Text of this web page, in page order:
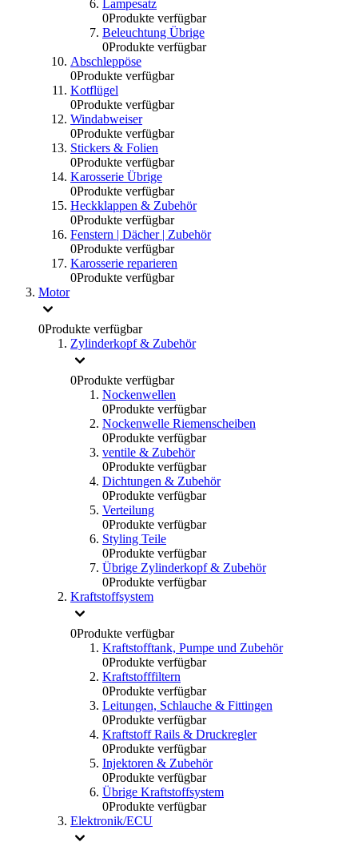
Lampesatz
0Produkte verfügbar
Beleuchtung Übrige
0Produkte verfügbar
Abschleppöse
0Produkte verfügbar
Kotflügel
0Produkte verfügbar
Windabweiser
0Produkte verfügbar
Stickers & Folien
0Produkte verfügbar
Karosserie Übrige
0Produkte verfügbar
Heckklappen & Zubehör
0Produkte verfügbar
Fenstern | Dächer | Zubehör
0Produkte verfügbar
Karosserie reparieren
0Produkte verfügbar
Motor
0Produkte verfügbar
Zylinderkopf & Zubehör
0Produkte verfügbar
Nockenwellen
0Produkte verfügbar
Nockenwelle Riemenscheiben
0Produkte verfügbar
ventile & Zubehör
0Produkte verfügbar
Dichtungen & Zubehör
0Produkte verfügbar
Verteilung
0Produkte verfügbar
Styling Teile
0Produkte verfügbar
Übrige Zylinderkopf & Zubehör
0Produkte verfügbar
Kraftstoffsystem
0Produkte verfügbar
Kraftstofftank, Pumpe und Zubehör
0Produkte verfügbar
Kraftstofffiltern
0Produkte verfügbar
Leitungen, Schlauche & Fittingen
0Produkte verfügbar
Kraftstoff Rails & Druckregler
0Produkte verfügbar
Injektoren & Zubehör
0Produkte verfügbar
Übrige Kraftstoffsystem
0Produkte verfügbar
Elektronik/ECU